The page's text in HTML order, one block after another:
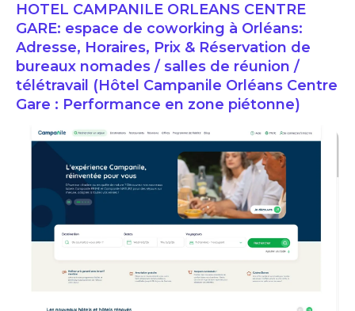
HOTEL CAMPANILE ORLEANS CENTRE
GARE: espace de coworking à Orléans:
Adresse, Horaires, Prix & Réservation de
bureaux nomades / salles de réunion /
télétravail (Hôtel Campanile Orléans Centre
Gare : Performance en zone piétonne)